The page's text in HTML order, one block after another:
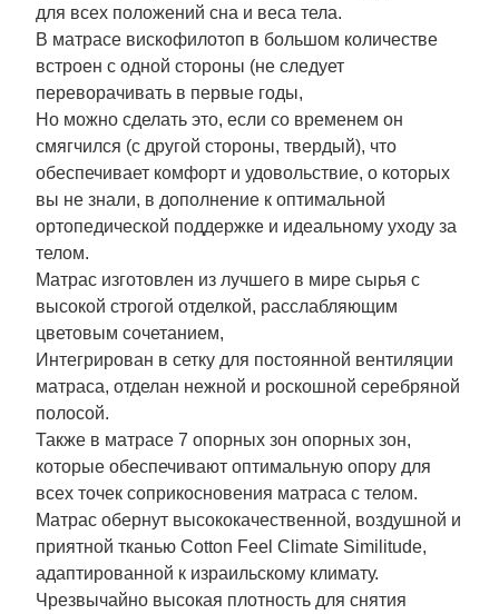
для всех положений сна и веса тела.
В матрасе вискофилотоп в большом количестве
встроен с одной стороны (не следует
переворачивать в первые годы,
Но можно сделать это, если со временем он
смягчился (с другой стороны, твердый), что
обеспечивает комфорт и удовольствие, о которых
вы не знали, в дополнение к оптимальной
ортопедической поддержке и идеальному уходу за
телом.
Матрас изготовлен из лучшего в мире сырья с
высокой строгой отделкой, расслабляющим
цветовым сочетанием,
Интегрирован в сетку для постоянной вентиляции
матраса, отделан нежной и роскошной серебряной
полосой.
Также в матрасе 7 опорных зон опорных зон,
которые обеспечивают оптимальную опору для
всех точек соприкосновения матраса с телом.
Матрас обернут высококачественной, воздушной и
приятной тканью Cotton Feel Climate Similitude,
адаптированной к израильскому климату.
Чрезвычайно высокая плотность для снятия